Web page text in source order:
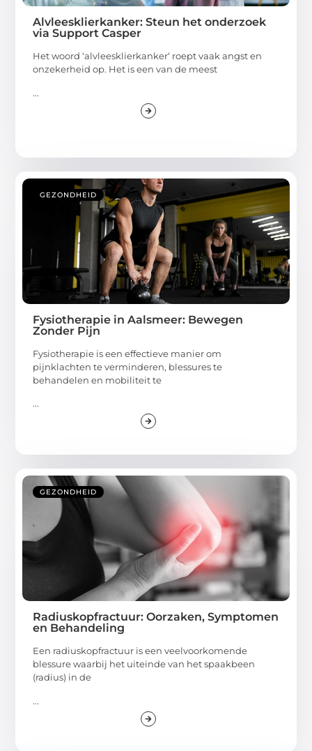
Alvleesklierkanker: Steun het onderzoek
via Support Casper
Het woord ‘alvleesklierkanker‘ roept vaak angst en
onzekerheid op. Het is een van de meest
...
GEZONDHEID
Fysiotherapie in Aalsmeer: Bewegen
Zonder Pijn
Fysiotherapie is een effectieve manier om
pijnklachten te verminderen, blessures te
behandelen en mobiliteit te
...
GEZONDHEID
Radiuskopfractuur: Oorzaken, Symptomen
en Behandeling
Een radiuskopfractuur is een veelvoorkomende
blessure waarbij het uiteinde van het spaakbeen
(radius) in de
...